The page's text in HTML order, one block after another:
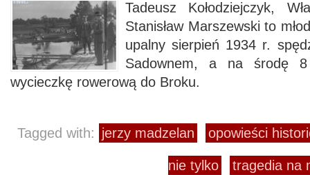
Tadeusz Kołodziejczyk,
Stanisław Marszewski to
upalny sierpień 1934 r.
Sadownem, a na środę 8
wycieczkę rowerową do Broku.
Tagged with: jerzy madzelan opowieści
nie tylko tragedia na